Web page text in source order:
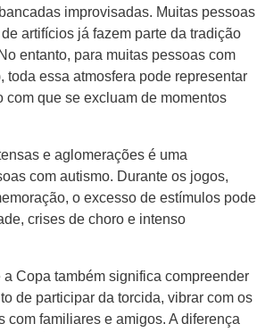
improvisadas. Muitas pessoas
artifícios já fazem parte da tradição
entanto, para muitas pessoas com
toda essa atmosfera pode representar
que se excluam de momentos
e aglomerações é uma
com autismo. Durante os jogos,
o excesso de estímulos pode
crises de choro e intenso
Copa também significa compreender
de participar da torcida, vibrar com os
com familiares e amigos. A diferença